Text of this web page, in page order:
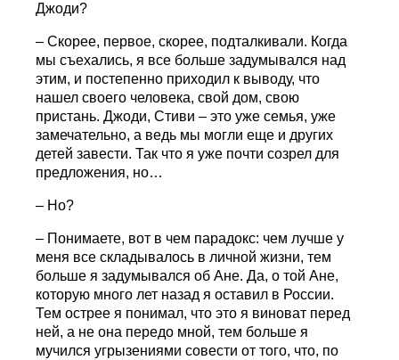
Джоди?
– Скорее, первое, скорее, подталкивали. Когда
мы съехались, я все больше задумывался над
этим, и постепенно приходил к выводу, что
нашел своего человека, свой дом, свою
пристань. Джоди, Стиви – это уже семья, уже
замечательно, а ведь мы могли еще и других
детей завести. Так что я уже почти созрел для
предложения, но…
– Но?
– Понимаете, вот в чем парадокс: чем лучше у
меня все складывалось в личной жизни, тем
больше я задумывался об Ане. Да, о той Ане,
которую много лет назад я оставил в России.
Тем острее я понимал, что это я виноват перед
ней, а не она передо мной, тем больше я
мучился угрызениями совести от того, что, по